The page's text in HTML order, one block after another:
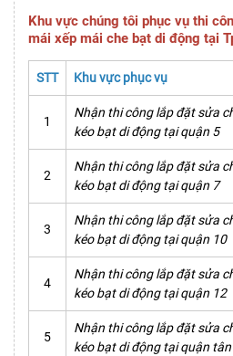
Khu vực chúng tôi phục vụ thi
mái xếp mái che bạt di động tại
STT Khu vực phục vụ
1
Nhận thi công lắp đặt sửa
kéo bạt di động tại quận 5
2
Nhận thi công lắp đặt sửa
kéo bạt di động tại quận 7
3
Nhận thi công lắp đặt sửa
kéo bạt di động tại quận 10
4
Nhận thi công lắp đặt sửa
kéo bạt di động tại quận 12
5
Nhận thi công lắp đặt sửa
kéo bạt di động tại quận